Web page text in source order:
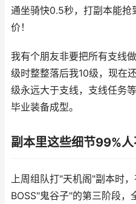
通坐骑快0.5秒，打副本能抢
价！
我有个朋友非要把所有支线
级时整整落后我10级，现在
级永远大于支线，支线任务
毕业装备成型。
副本里这些细节99%
上周组队打"天机阁"副本时
BOSS"鬼谷子"的第三阶段，